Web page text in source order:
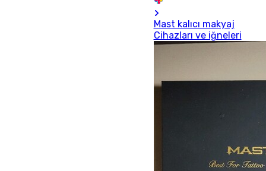
Mast kalıcı makyaj
Cihazları ve iğneleri